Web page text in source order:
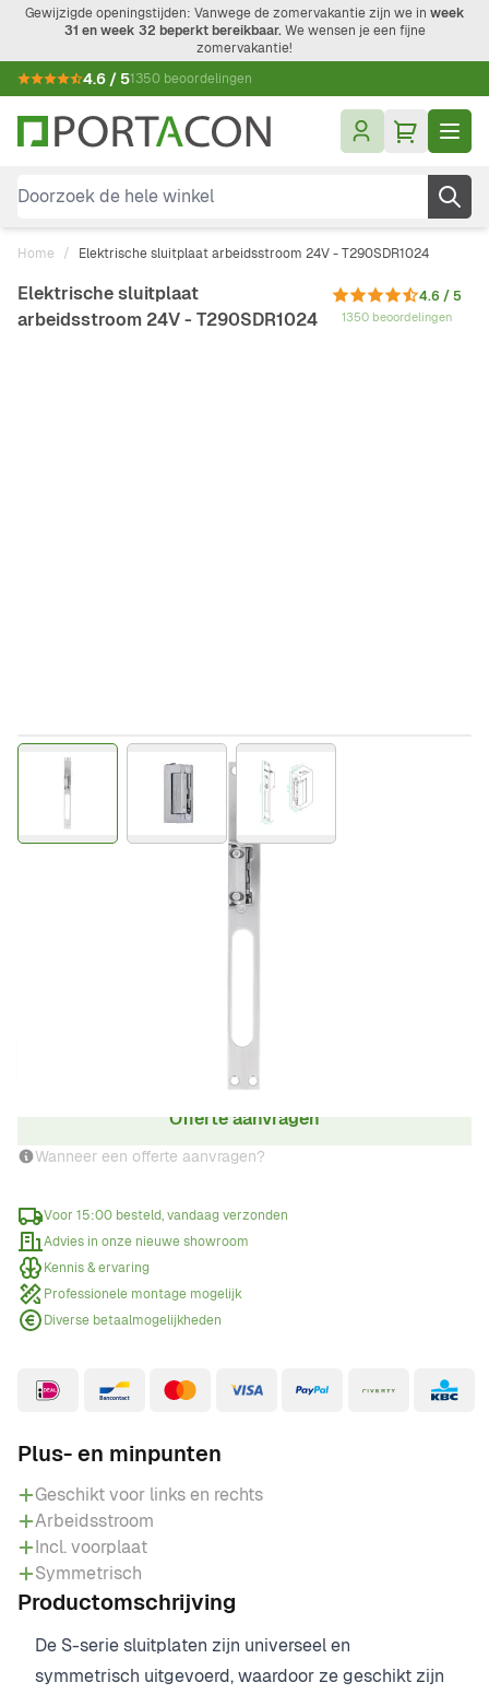
Ga naar de inhoud
Gewijzigde openingstijden: Vanwege de zomervakantie zijn we in week
31 en week 32 beperkt bereikbaar.We wensen je een fijne
zomervakantie!
4.6 / 51350 beoordelingen
Doorzoek de hele winkel
Home / Elektrische sluitplaat arbeidsstroom 24V - T290SDR1024
Elektrische sluitplaat
arbeidsstroom 24V - T290SDR1024
4.6 / 5
1350 beoordelingen
View larger imageView larger image
Productgroep D
Offerte aanvragen
Wanneer een offerte aanvragen?
Voor 15:00 besteld, vandaag verzonden
Advies in onze nieuwe showroom
Kennis & ervaring
Professionele montage mogelijk
Diverse betaalmogelijkheden
Plus- en minpunten
Geschikt voor links en rechts
Arbeidsstroom
Incl. voorplaat
Symmetrisch
Productomschrijving
De S-serie sluitplaten zijn universeel en
symmetrisch uitgevoerd, waardoor ze geschikt zijn